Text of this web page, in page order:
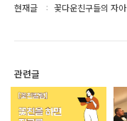
현재글 꽃다운친구들의 자
관련글